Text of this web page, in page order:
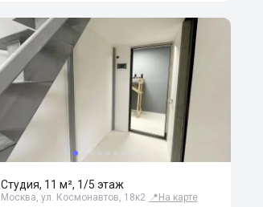
Студия, 11 м², 1/5 этаж
Москва, ул. Космонавтов, 18к2 📍 На карте